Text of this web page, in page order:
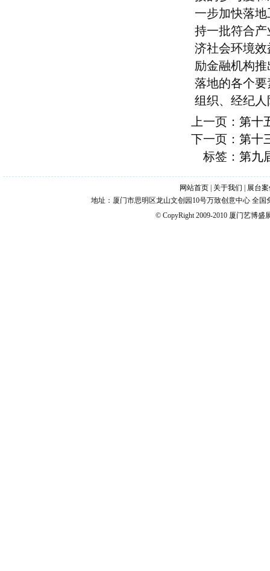
一步加快落
持一批符合
济社会环境效
励金融机构
落地的各个要
组织、经纪
上一页： 第十
下一页： 第十
标签： 第九
网站首页 关于我们
展台
地址：厦门市思明区龙山文创园10号万致创意中心 全国
© CopyRight 2009-2010 厦门艺博盛